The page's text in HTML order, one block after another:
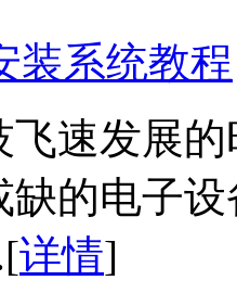
装系统教程
飞速发展
缺的电子
详情]